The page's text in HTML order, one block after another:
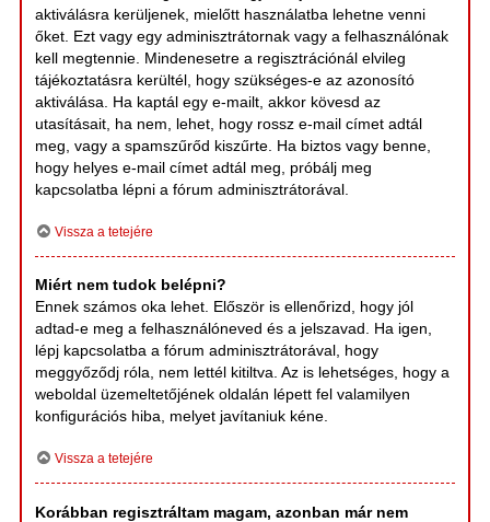
aktiválásra kerüljenek, mielőtt használatba lehetne venni
őket. Ezt vagy egy adminisztrátornak vagy a felhasználónak
kell megtennie. Mindenesetre a regisztrációnál elvileg
tájékoztatásra kerültél, hogy szükséges-e az azonosító
aktiválása. Ha kaptál egy e-mailt, akkor kövesd az
utasításait, ha nem, lehet, hogy rossz e-mail címet adtál
meg, vagy a spamszűrőd kiszűrte. Ha biztos vagy benne,
hogy helyes e-mail címet adtál meg, próbálj meg
kapcsolatba lépni a fórum adminisztrátorával.
Vissza a tetejére
Miért nem tudok belépni?
Ennek számos oka lehet. Először is ellenőrizd, hogy jól
adtad-e meg a felhasználóneved és a jelszavad. Ha igen,
lépj kapcsolatba a fórum adminisztrátorával, hogy
meggyőződj róla, nem lettél kitiltva. Az is lehetséges, hogy a
weboldal üzemeltetőjének oldalán lépett fel valamilyen
konfigurációs hiba, melyet javítaniuk kéne.
Vissza a tetejére
Korábban regisztráltam magam, azonban már nem